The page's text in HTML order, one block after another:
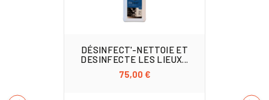
DÉSINFECT'-NETTOIE ET
DESINFECTE LES LIEUX...
75,00 €